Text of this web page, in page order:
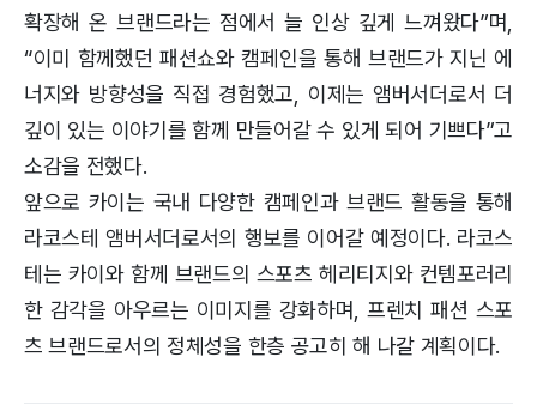
확장해 온 브랜드라는 점에서 늘 인상 깊게 느껴왔다”며,
“이미 함께했던 패션쇼와 캠페인을 통해 브랜드가 지닌 에
너지와 방향성을 직접 경험했고, 이제는 앰버서더로서 더
깊이 있는 이야기를 함께 만들어갈 수 있게 되어 기쁘다”고
소감을 전했다.
앞으로 카이는 국내 다양한 캠페인과 브랜드 활동을 통해
라코스테 앰버서더로서의 행보를 이어갈 예정이다. 라코스
테는 카이와 함께 브랜드의 스포츠 헤리티지와 컨템포러리
한 감각을 아우르는 이미지를 강화하며, 프렌치 패션 스포
츠 브랜드로서의 정체성을 한층 공고히 해 나갈 계획이다.